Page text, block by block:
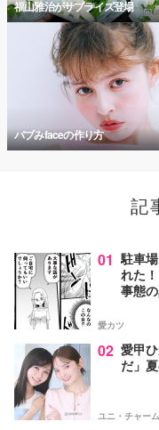
福山雅治がサプライズ登場
バブみfaceの作り方
記
01 駐車
れた
事態
愛カツ
02 愛甲
だ」
ユニ・チャー